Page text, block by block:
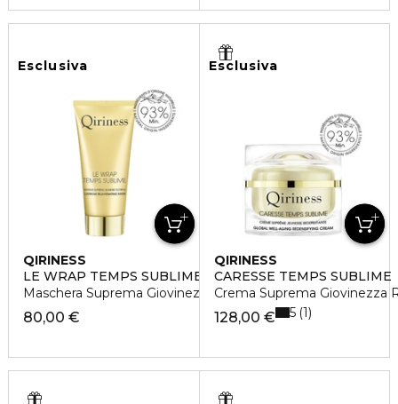
Esclusiva
QIRINESS
LE WRAP TEMPS SUBLIME
Maschera Suprema Giovinezza Globale
80,00 €
Esclusiva
QIRINESS
CARESSE TEMPS SUBLIME
Crema Suprema Giovinezza
128,00 € 5 1